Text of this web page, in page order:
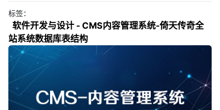
标签：
软件开发与设计 - CMS内容管理系统-倚天传奇全
站系统数据库表结构